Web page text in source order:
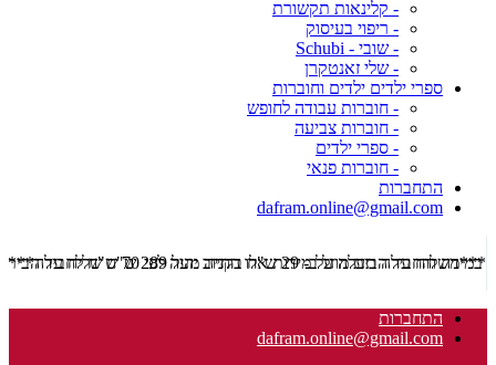
- קלינאות תקשורת
- ריפוי בעיסוק
- שובי - Schubi
- שלי זאנטקרן
ספרי ילדים ילדים וחוברות
- חוברות עבודה לחופש
- חוברות צביעה
- ספרי ילדים
- חוברות פנאי
התחברות
dafram.online@gmail.com
***משלוח עד הבית מוזל ב- 29 ש"ח בקניה מעל 289 ש"ח שליח עד הבית ***
התחברות
dafram.online@gmail.com